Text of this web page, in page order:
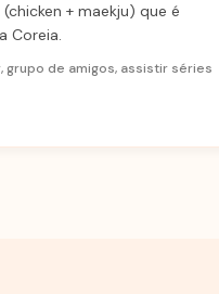
+ maekju) que é
Coreia.
grupo de amigos, assistir séries